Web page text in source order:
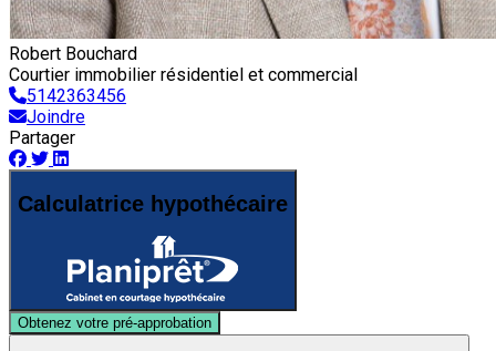
Robert Bouchard
Courtier immobilier résidentiel et commercial
5142363456
Joindre
Partager
Calculatrice hypothécaire
Obtenez votre pré-approbation